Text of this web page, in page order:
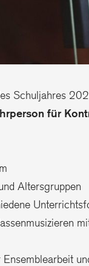
Schuljahres
für
Altersgruppen